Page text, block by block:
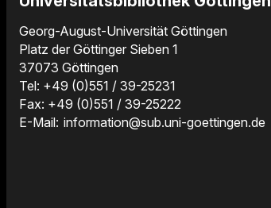
Georg-August-Universität Göttingen
Platz der Göttinger Sieben 1
37073 Göttingen
Tel: +49 (0)551 / 39-25231
Fax: +49 (0)551 / 39-25222
E-Mail: information@sub.uni-goettingen.de